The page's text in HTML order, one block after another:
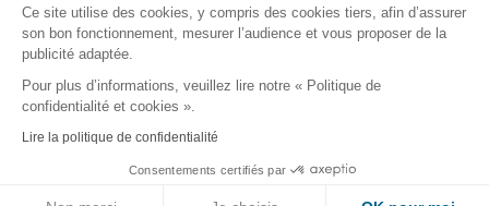
Accessibilité
Confidentialité
Mentions légales
Ce site utilise des cookies, y compris des cookies tiers, afin d’assurer
son bon fonctionnement, mesurer l’audience et vous proposer de la
publicité adaptée.
Pour plus d’informations, veuillez lire notre « Politique de
confidentialité et cookies ».
Lire la politique de confidentialité
Consentements certifiés par